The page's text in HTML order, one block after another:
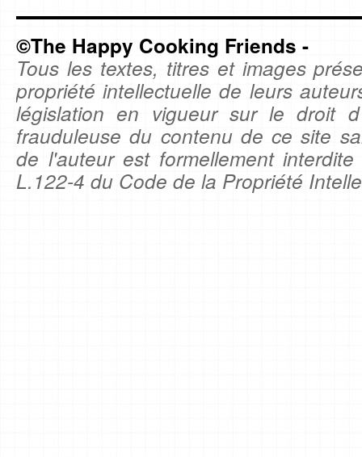
©The Happy Cooking Friends -
Tous les textes, titres et images
propriété intellectuelle de leurs
législation en vigueur sur le droit
frauduleuse du contenu de ce site
de l'auteur est formellement
L.122-4 du Code de la Propriété